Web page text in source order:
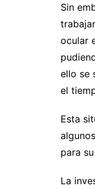
Sin
ocular
ello se
el
Esta
para
La